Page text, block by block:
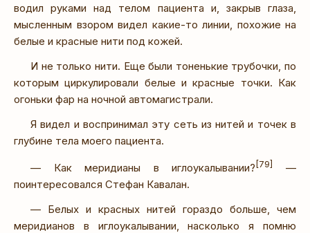
водил руками над телом пациента и, закрыв глаза,
мысленным взором видел какие-то линии, похожие на
белые и красные нити под кожей.
И не только нити. Еще были тоненькие трубочки, по
которым циркулировали белые и красные точки. Как
огоньки фар на ночной автомагистрали.
Я видел и воспринимал эту сеть из нитей и точек в
глубине тела моего пациента.
— Как меридианы в иглоукалывании? [79]
—
поинтересовался Стефан Кавалан.
— Белых и красных нитей гораздо больше, чем
меридианов в иглоукалывании, насколько я помню